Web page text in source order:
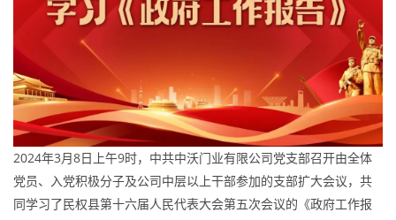
2024年3月8日上午9时，中共中沃门业有限公司党支部召开由全体
党员、入党积极分子及公司中层以上干部参加的支部扩大会议，共
同学习了民权县第十六届人民代表大会第五次会议的《政府工作报